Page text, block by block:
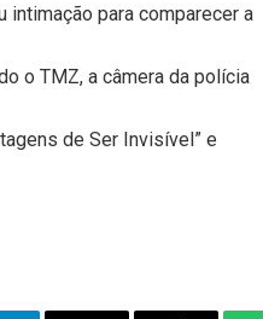
intimação para comparecer a
o TMZ, a câmera da polícia
de Ser Invisível” e